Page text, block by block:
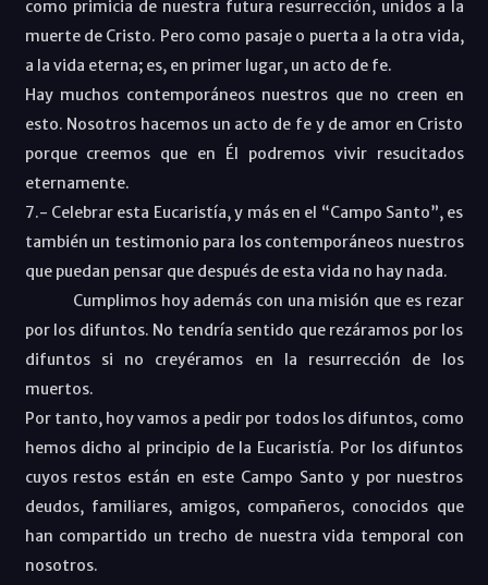
como primicia de nuestra futura resurrección, unidos a la
muerte de Cristo. Pero como pasaje o puerta a la otra vida,
a la vida eterna; es, en primer lugar, un acto de fe.
Hay muchos contemporáneos nuestros que no creen en
esto. Nosotros hacemos un acto de fe y de amor en Cristo
porque creemos que en Él podremos vivir resucitados
eternamente.
7.- Celebrar esta Eucaristía, y más en el “Campo Santo”, es
también un testimonio para los contemporáneos nuestros
que puedan pensar que después de esta vida no hay nada.
Cumplimos hoy además con una misión que es rezar
por los difuntos. No tendría sentido que rezáramos por los
difuntos si no creyéramos en la resurrección de los
muertos.
Por tanto, hoy vamos a pedir por todos los difuntos, como
hemos dicho al principio de la Eucaristía. Por los difuntos
cuyos restos están en este Campo Santo y por nuestros
deudos, familiares, amigos, compañeros, conocidos que
han compartido un trecho de nuestra vida temporal con
nosotros.